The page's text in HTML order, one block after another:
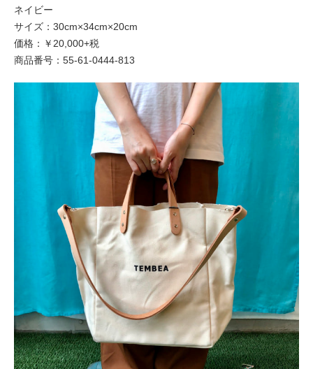
ネイビー
サイズ：30cm×34cm×20cm
価格：￥20,000+税
商品番号：55-61-0444-813